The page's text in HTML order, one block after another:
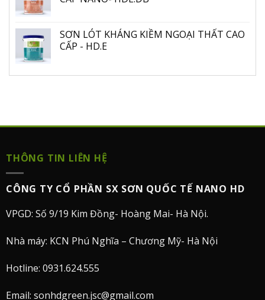
SƠN LÓT KHÁNG KIỀM NGOẠI THẤT CAO
CẤP - HD.E
THÔNG TIN LIÊN HỆ
CÔNG TY CỔ PHẦN SX SƠN QUỐC TẾ NANO HD
VPGD: Số 9/19 Kim Đồng- Hoàng Mai- Hà Nội.
Nhà máy: KCN Phú Nghĩa – Chương Mỹ- Hà Nội
Hotline: 0931.624.555
Email: sonhdgreen.jsc@gmail.com